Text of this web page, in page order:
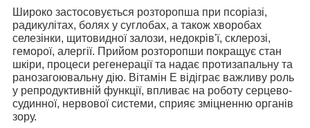
Широко застосовується розторопша при псоріазі,
радикулітах, болях у суглобах, а також хворобах
селезінки, щитовидної залози, недокрів'ї, склерозі,
геморої, алергії. Прийом розторопши покращує стан
шкіри, процеси регенерації та надає протизапальну та
ранозагоювальну дію. Вітамін Е відіграє важливу роль
у репродуктивній функції, впливає на роботу серцево-
судинної, нервової системи, сприяє зміцненню органів
зору.